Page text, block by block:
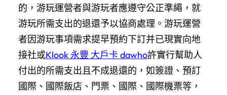
的，游玩運營者與游玩者應遵守公正準繩，就
游玩所需支出的退還予以協商處理。游玩運營
者因游玩事項需求提早預約下訂并已現實向地
接社或Klook 永豐 大戶卡 dawho許實行幫助人
付出的所需支出且不成退還的，如簽證、預訂
國際、國際飯店、門票、國際、國際機票等，